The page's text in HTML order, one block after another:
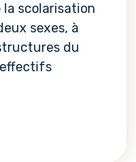
scolarisation
sexes, à
du
effectifs